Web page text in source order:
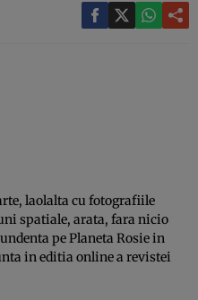
laolalta cu fotografiile
spatiale, arata, fara nicio
pe Planeta Rosie in
in editia online a revistei